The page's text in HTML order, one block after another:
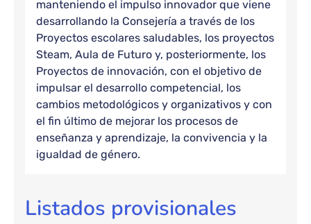
manteniendo el impulso innovador que viene
desarrollando la Consejería a través de los
Proyectos escolares saludables, los proyectos
Steam, Aula de Futuro y, posteriormente, los
Proyectos de innovación, con el objetivo de
impulsar el desarrollo competencial, los
cambios metodológicos y organizativos y con
el fin último de mejorar los procesos de
enseñanza y aprendizaje, la convivencia y la
igualdad de género.
Listados provisionales